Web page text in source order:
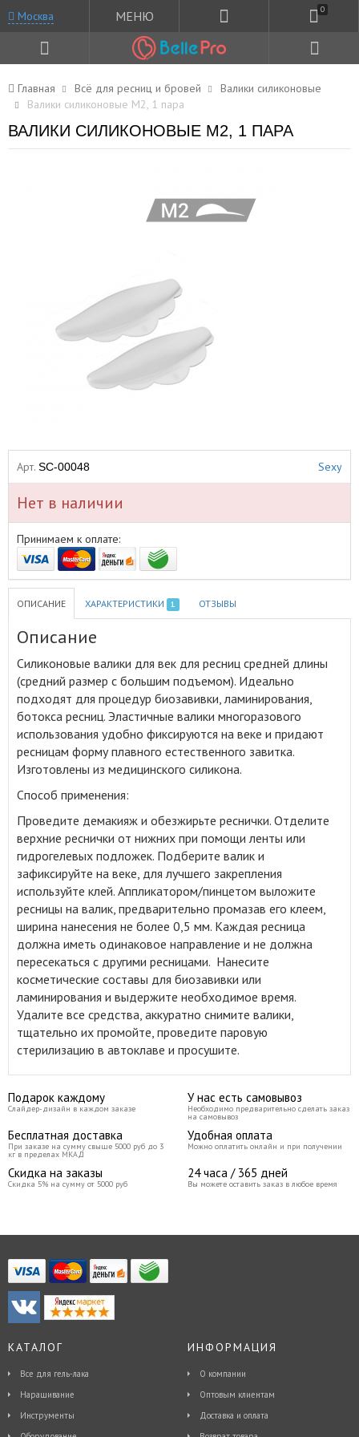
Москва МЕНЮ 0
Главная Всё для ресниц и бровей
Валики силиконовые
Валики силиконовые М2, 1 пара
ВАЛИКИ СИЛИКОНОВЫЕ М2, 1 ПАРА
Арт. SC-00048 Sexy
Нет в наличии
Принимаем к оплате:
ОПИСАНИЕ ХАРАКТЕРИСТИКИ 1 ОТЗЫВЫ
Описание
Силиконовые валики для век для ресниц средней длины
(средний размер с большим подъемом). Идеально
подходят для процедур биозавивки, ламинирования,
ботокса ресниц. Эластичные валики многоразового
использования удобно фиксируются на веке и придают
ресницам форму плавного естественного завитка.
Изготовлены из медицинского силикона.
Способ применения:
Проведите демакияж и обезжирьте реснички. Отделите
верхние реснички от нижних при помощи ленты или
гидрогелевых подложек. Подберите валик и
зафиксируйте на веке, для лучшего закрепления
используйте клей. Аппликатором/пинцетом выложите
ресницы на валик, предварительно промазав его клеем,
ширина нанесения не более 0,5 мм. Каждая ресница
должна иметь одинаковое направление и не должна
пересекаться с другими ресницами. Нанесите
косметические составы для биозавивки или
ламинирования и выдержите необходимое время.
Удалите все средства, аккуратно снимите валики,
тщательно их промойте, проведите паровую
стерилизацию в автоклаве и просушите.
Подарок каждому
Слайдер-дизайн в каждом заказе
У нас есть самовывоз
Необходимо предварительно сделать заказ
на самовывоз
Бесплатная доставка
При заказе на сумму свыше 5000 руб до 3
кг в пределах МКАД
Удобная оплата
Можно оплатить онлайн и при получении
Скидка на заказы
Скидка 5% на сумму от 5000 руб
24 часа / 365 дней
Вы можете оставить заказ в любое время
КАТАЛОГ
Все для гель-лака
Наращивание
Инструменты
ИНФОРМАЦИЯ
О компании
Оптовым клиентам
Доставка и оплата